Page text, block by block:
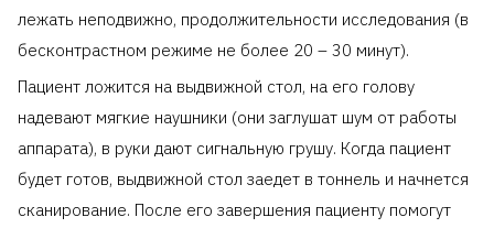
лежать неподвижно, продолжительности исследования (в
бесконтрастном режиме не более 20 – 30 минут).
Пациент ложится на выдвижной стол, на его голову
надевают мягкие наушники (они заглушат шум от работы
аппарата), в руки дают сигнальную грушу. Когда пациент
будет готов, выдвижной стол заедет в тоннель и начнется
сканирование. После его завершения пациенту помогут